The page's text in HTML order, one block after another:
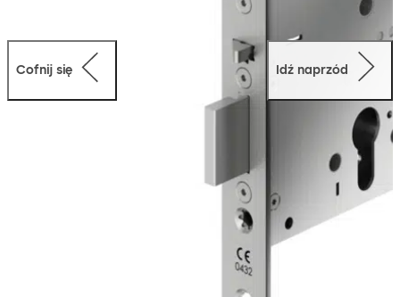
Cofnij się Idź naprzód